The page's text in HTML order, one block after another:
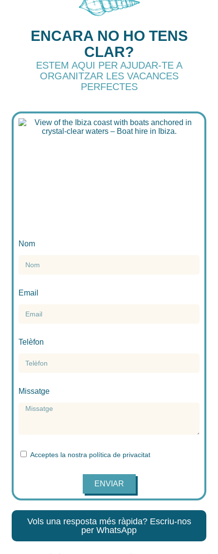
ENCARA NO HO TENS
CLAR?
ESTEM AQUI PER AJUDAR-TE A
ORGANITZAR LES VACANCES
PERFECTES
Nom
Email
Telèfon
Missatge
Acceptes la nostra política de privacitat
ENVIAR
Vols una resposta més ràpida? Escriu-nos
per WhatsApp